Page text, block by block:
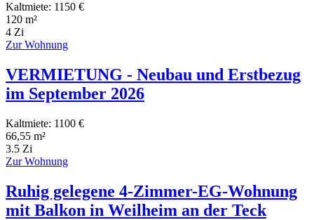
Kaltmiete: 1150 €
120 m²
4 Zi
Zur Wohnung
VERMIETUNG - Neubau und Erstbezug
im September 2026
Kaltmiete: 1100 €
66,55 m²
3.5 Zi
Zur Wohnung
Ruhig gelegene 4-Zimmer-EG-Wohnung
mit Balkon in Weilheim an der Teck